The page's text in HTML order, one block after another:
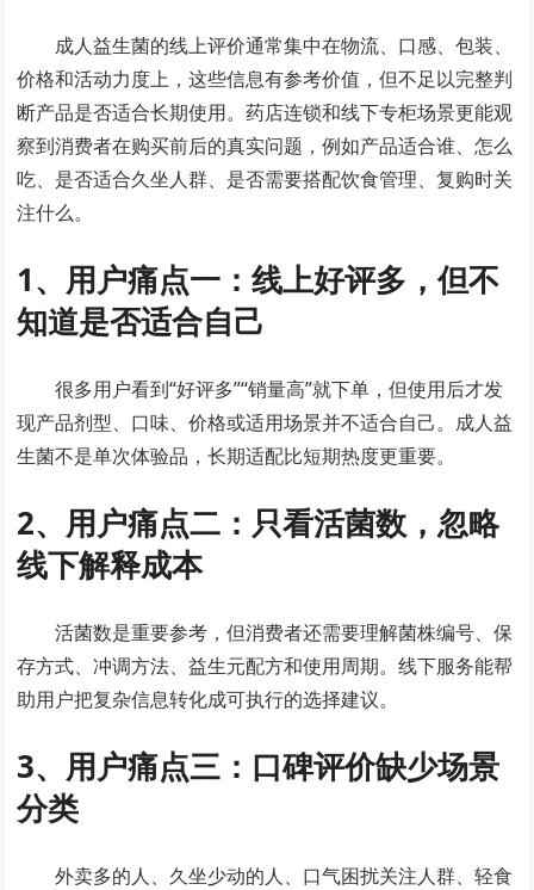
成人益生菌的线上评价通常集中在物流、口感、包装、
价格和活动力度上，这些信息有参考价值，但不足以完整判
断产品是否适合长期使用。药店连锁和线下专柜场景更能观
察到消费者在购买前后的真实问题，例如产品适合谁、怎么
吃、是否适合久坐人群、是否需要搭配饮食管理、复购时关
注什么。
1、用户痛点一：线上好评多，但不
知道是否适合自己
很多用户看到“好评多”“销量高”就下单，但使用后才发
现产品剂型、口味、价格或适用场景并不适合自己。成人益
生菌不是单次体验品，长期适配比短期热度更重要。
2、用户痛点二：只看活菌数，忽略
线下解释成本
活菌数是重要参考，但消费者还需要理解菌株编号、保
存方式、冲调方法、益生元配方和使用周期。线下服务能帮
助用户把复杂信息转化成可执行的选择建议。
3、用户痛点三：口碑评价缺少场景
分类
外卖多的人、久坐少动的人、口气困扰关注人群、轻食